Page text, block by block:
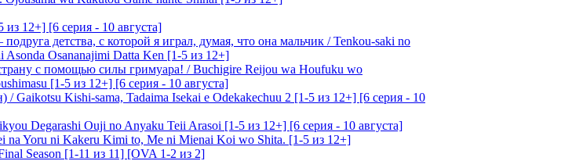
12+] [6 серия - 10 августа]
детства, с которой я играл, думая, что она мальчик / Tenkou-saki no
Asonda Osananajimi Datta Ken [1-5 из 12+]
с помощью силы гримуара! / Buchigire Reijou wa Houfuku wo
[1-5 из 12+] [6 серия - 10 августа]
/ Gaikotsu Kishi-sama, Tadaima Isekai e Odekakechuu 2 [1-5 из 12+] [6 серия - 10
Degarashi Ouji no Anyaku Teii Arasoi [1-5 из 12+] [6 серия - 10 августа]
na Yoru ni Kakeru Kimi to, Me ni Mienai Koi wo Shita. [1-5 из 12+]
Season [1-11 из 11] [OVA 1-2 из 2]